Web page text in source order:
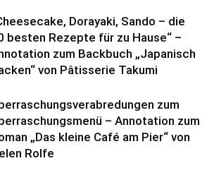
Dorayaki, Sando – die
besten Rezepte für zu Hause“ –
zum Backbuch „Japanisch
von Pâtisserie Takumi
zum
– Annotation zum
„Das kleine Café am Pier“ von
Rolfe